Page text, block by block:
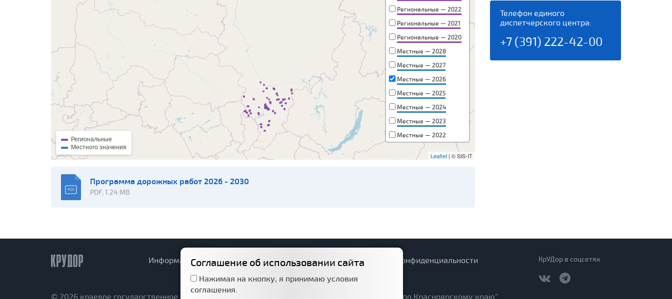
Региональные — 2022
Региональные — 2021
Региональные — 2020
Местные — 2028
Местные — 2027
Местные — 2026
Местные — 2025
Местные — 2024
Местные — 2023
Местные — 2022
Местные — 2021
Региональные
Местного значения
Leaflet| © SIS-IT
Программа дорожных работ 2026 - 2030
PDF, 1.24 MB
Телефон единого
диспетчерского центра:
+7 (391) 222-42-00
Информация Дорожный фонд Структура Политика конфиденциальности КрУДор в соцсетях
Соглашение об использовании сайта
Нажимая на кнопку, я принимаю условия
соглашения.